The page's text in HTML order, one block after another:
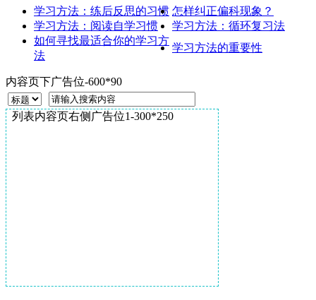
学习方法：练后反思的习惯 怎样纠正偏科现象？
学习方法：阅读自学习惯
学习方法：循环复习法
如何寻找最适合你的学习方
法
学习方法的重要性
内容页下广告位-600*90
列表内容页右侧广告位1-300*250